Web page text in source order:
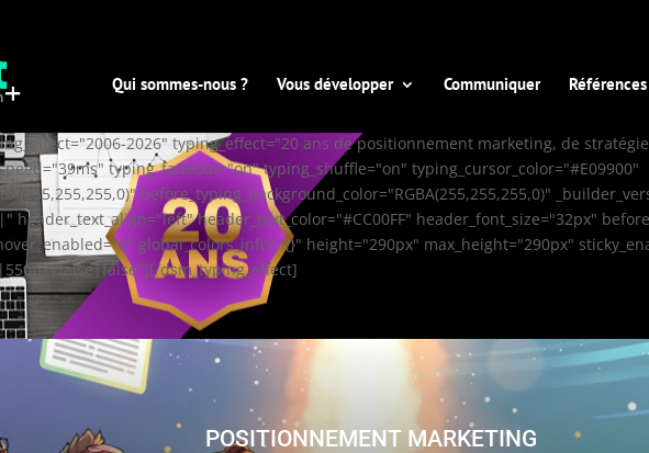
Qui sommes-nous ? Vous développer Communiquer Références
2026" typing_effect="20 ans de positionnement marketing, de
typing_fadeout="on" typing_shuffle="on" typing_cursor_color="#E09900"
before_typing_background_color="RGBA(255,255,255,0)"
header_text_color="#CC00FF" header_font_size="32px"
global_colors_info="{}" height="290px" max_height="290px"
dsm_typing_effect]
POSITIONNEMENT MARKETING